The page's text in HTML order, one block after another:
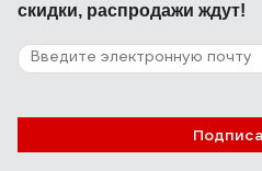
27 отзывов
Отзыв о цепи KREPFIELD
короткозвенная 1 метр
Михаил
скидки, распродажи ждут!